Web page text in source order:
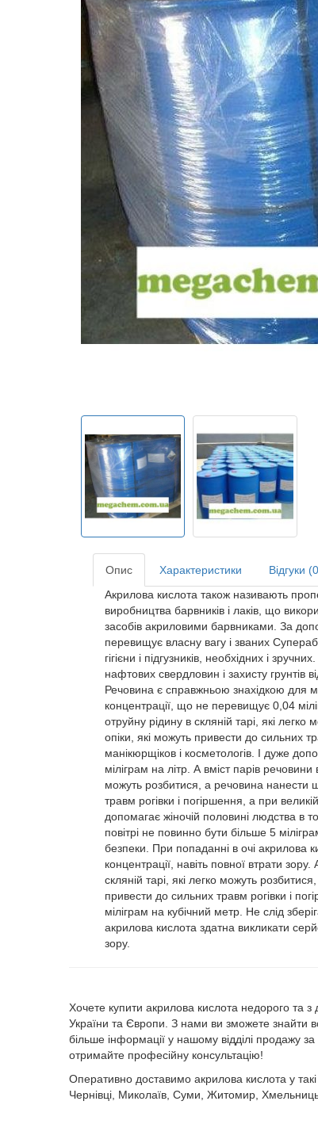
Опис Характеристики
Відгуки
Акрилова кислота також називають
виробництва барвників і лаків, що
засобів акриловими барвниками. За
перевищує власну вагу і званих
гігієни і підгузників, необхідних і
нафтових свердловин і захисту грунтів
Речовина є справжньою знахідкою для
концентрації, що не перевищує 0,04
отруйну рідину в скляній тарі, які
опіки, які можуть привести до сильних
манікюрщіков і косметологів. І дуже
міліграм на літр. А вміст парів
можуть розбитися, а речовина нанести
травм рогівки і погіршення, а при
допомагає жіночій половині людства в
повітрі не повинно бути більше 5
безпеки. При попаданні в очі акрилова
концентрації, навіть повної втрати
скляній тарі, які легко можуть
привести до сильних травм рогівки і
міліграм на кубічний метр. Не слід
акрилова кислота здатна викликати
зору.
Хочете купити акрилова кислота недорого та з
України та Європи. З нами ви зможете знайти
більше інформації у нашому відділі продажу
отримайте професійну консультацію!
Оперативно доставимо акрилова кислота у
Чернівці, Миколаїв, Суми, Житомир,